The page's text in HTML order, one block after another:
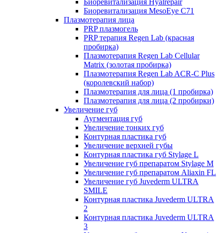
Биоревитализация Hyalrepair
Биоревитализация MesoEye C71
Плазмотерапия лица
PRP плазмогель
PRP терапия Regen Lab (красная
пробирка)
Плазмотерапия Regen Lab Cellular
Matrix (золотая пробирка)
Плазмотерапия Regen Lab ACR-C Plus
(королевский набор)
Плазмотерапия для лица (1 пробирка)
Плазмотерапия для лица (2 пробирки)
Увеличение губ
Аугментация губ
Увеличение тонких губ
Контурная пластика губ
Увеличение верхней губы
Контурная пластика губ Stylage L
Увеличение губ препаратом Stylage M
Увеличение губ препаратом Aliaxin FL
Увеличение губ Juvederm ULTRA
SMILE
Контурная пластика Juvederm ULTRA
2
Контурная пластика Juvederm ULTRA
3